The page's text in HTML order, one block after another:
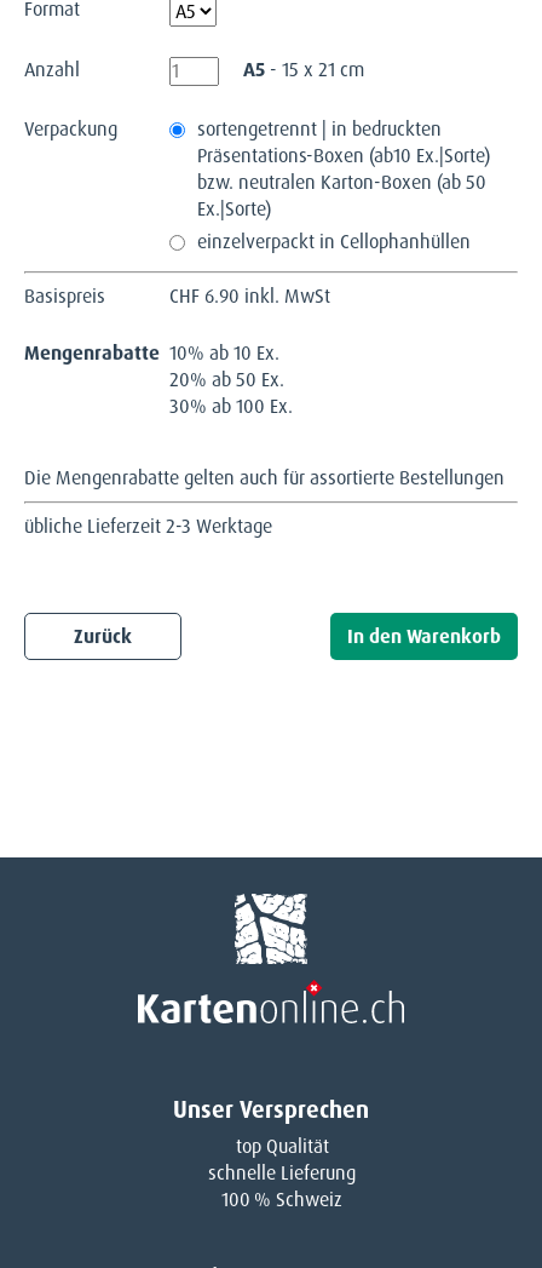
Format
Anzahl A5 - 15 x 21 cm
Verpackung
sortengetrennt | in bedruckten
Präsentations-Boxen (ab10 Ex.|Sorte)
bzw. neutralen Karton-Boxen (ab 50
Ex.|Sorte)
einzelverpackt in Cellophanhüllen
Basispreis CHF 6.90 inkl. MwSt
Mengenrabatte 10% ab 10 Ex.
20% ab 50 Ex.
30% ab 100 Ex.
Die Mengenrabatte gelten auch für assortierte Bestellungen
übliche Lieferzeit 2-3 Werktage
Zurück
Unser Versprechen
top Qualität
schnelle Lieferung
100 % Schweiz